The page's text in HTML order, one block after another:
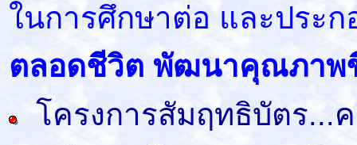
ในการศึกษาต่อ และประ
ตลอดชีวิต พัฒนาคุณภาพ
โครงการสัมฤทธิบัตร...